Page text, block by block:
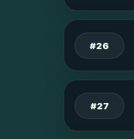
#26
#27